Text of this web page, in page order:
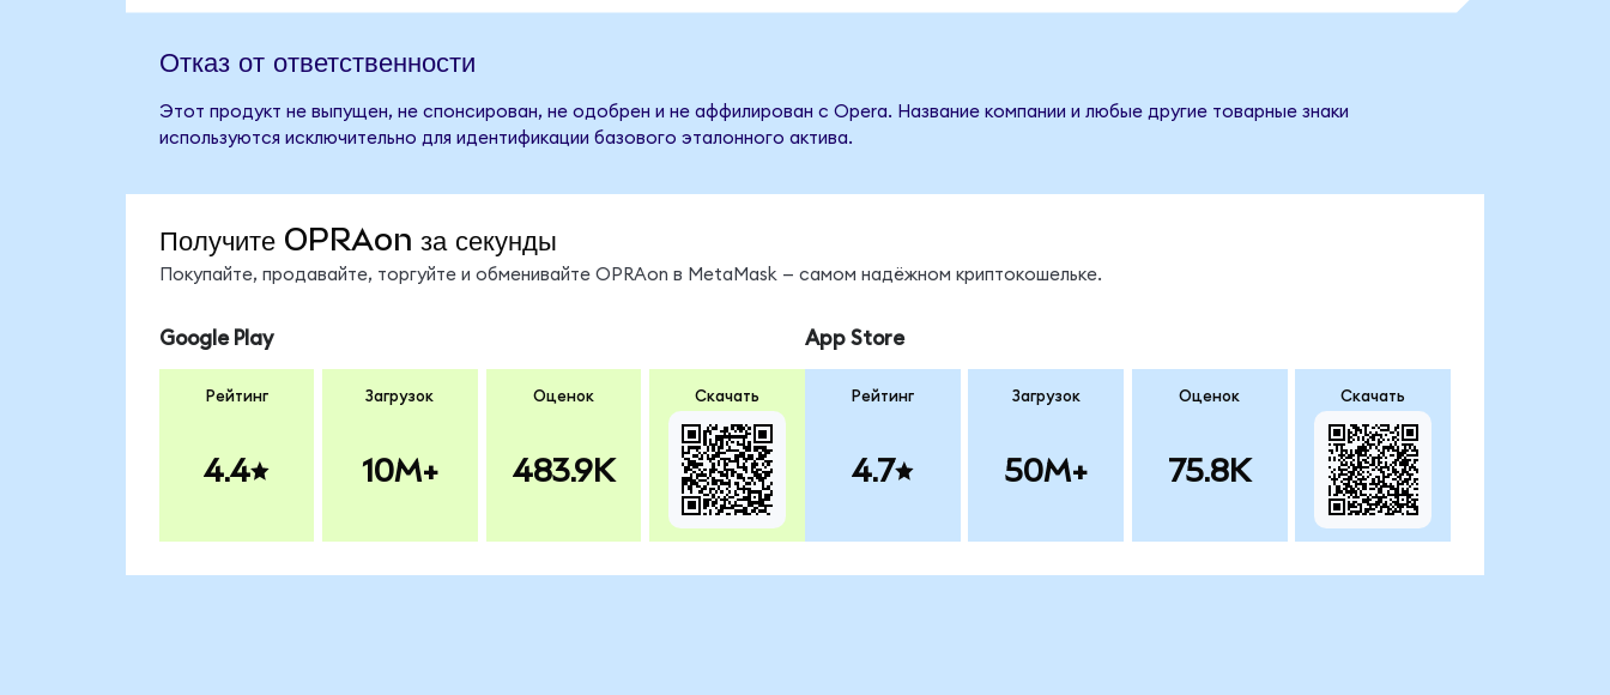
Отказ от ответственности
Этот продукт не выпущен, не спонсирован, не одобрен и не аффилирован с Opera. Название компании и любые другие товарные знаки
используются исключительно для идентификации базового эталонного актива.
Получите OPRAon за секунды
Покупайте, продавайте, торгуйте и обменивайте OPRAon в MetaMask — самом надёжном криптокошельке.
Google Play
Рейтинг
4.4
Загрузок
10M+
Оценок
483.9K
Скачать
App Store
Рейтинг
4.7
Загрузок
50M+
Оценок
75.8K
Скачать